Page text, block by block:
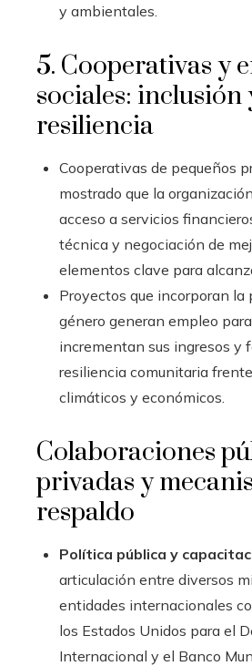
y ambientales.
5. Cooperativas y
sociales: inclusión
resiliencia
Cooperativas de pequeños
mostrado que la
acceso a servicios
técnica y negociación de
elementos clave para
Proyectos que incorporan la
género generan empleo para
incrementan sus ingresos y
resiliencia comunitaria
climáticos y económicos.
Colaboraciones
privadas y
respaldo
Política pública y
articulación entre diversos
entidades internacionales
los Estados Unidos para el
Internacional y el Banco